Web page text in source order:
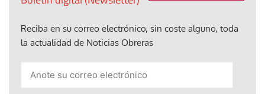
Reciba en su correo electrónico, sin coste alguno, toda
la actualidad de Noticias Obreras